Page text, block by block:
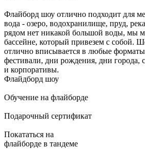
Флайборд шоу отлично подходит для
вода - озеро, водохранилище, пруд,
рядом нет никакой большой воды, мы
бассейне, который привезем с собой.
отлично вписывается в любые
фестивали, дни рождения, дни города,
и корпоративы.
Флайдборд шоу
Обучение на флайборде
Подарочный сертификат
Покататься на
флайборде в тандеме